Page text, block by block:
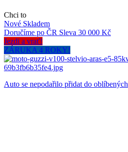
Chci to
Nové Skladem
Doručíme po ČR Sleva 30 000 Kč
Jezdi a vrať!
ZÁRUKA 4 ROKY!
Auto se nepodařilo přidat do oblíbených